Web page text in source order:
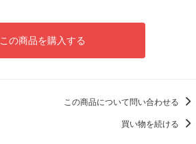
この商品を購入する
この商品について問い合わせる
買い物を続ける